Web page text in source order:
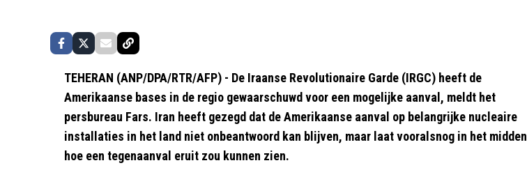
TEHERAN (ANP/DPA/RTR/AFP) - De Iraanse Revolutionaire Garde (IRGC) heeft de
Amerikaanse bases in de regio gewaarschuwd voor een mogelijke aanval, meldt het
persbureau Fars. Iran heeft gezegd dat de Amerikaanse aanval op belangrijke nucleaire
installaties in het land niet onbeantwoord kan blijven, maar laat vooralsnog in het midden
hoe een tegenaanval eruit zou kunnen zien.